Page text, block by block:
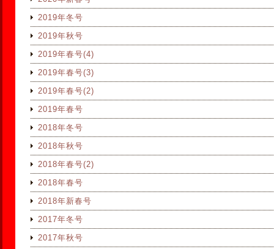
2019年冬号
2019年秋号
2019年春号(4)
2019年春号(3)
2019年春号(2)
2019年春号
2018年冬号
2018年秋号
2018年春号(2)
2018年春号
2018年新春号
2017年冬号
2017年秋号